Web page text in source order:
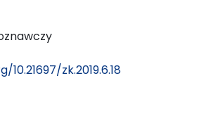
zk.2019.6.18